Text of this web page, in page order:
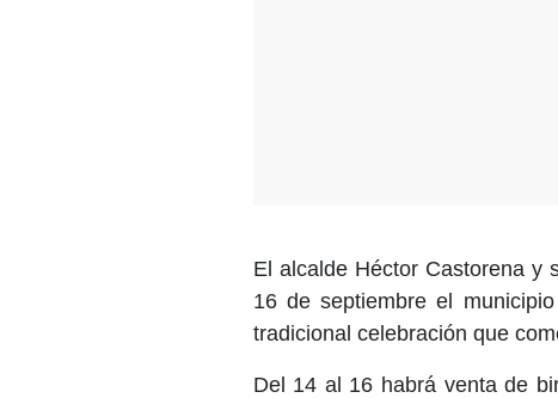
El alcalde Héctor Castorena y
16 de septiembre el
tradicional celebración que
Del 14 al 16 habrá venta de